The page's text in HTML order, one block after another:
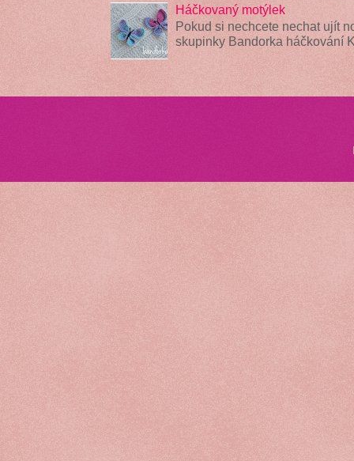
Háčkovaný motýlek
Pokud si nechcete nechat ujít
skupinky Bandorka háčkování